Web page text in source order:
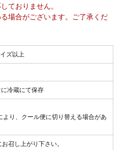
ておりません。
場合がございます。ご了承くだ
ズ以上
冷蔵にて保存
より、クール便に切り替える場合があ
召し上がり下さい。